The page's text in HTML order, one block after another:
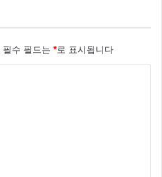
필수 필드는 *로 표시됩니다